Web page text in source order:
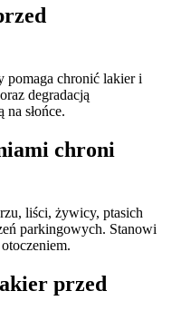
pomaga chronić lakier i
degradacją
na słońce.
chroni
liści, żywicy, ptasich
parkingowych. Stanowi
przed